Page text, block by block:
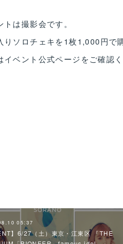
トは撮影会です。
りソロチェキを1枚1,000円で
イベント公式ページをご確認く
05:37
】6/27（土）東京・江東区 『THE